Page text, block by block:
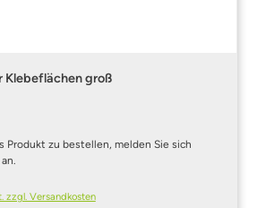
Klebeflächen groß
Produkt zu bestellen, melden Sie sich
an.
zzgl. Versandkosten